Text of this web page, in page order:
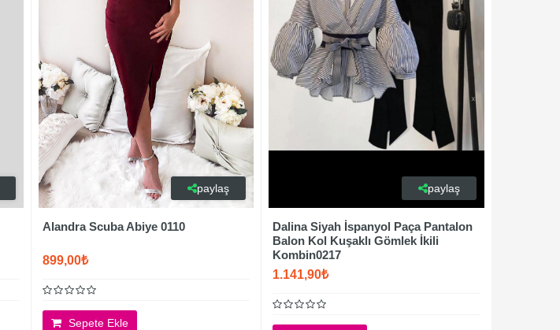
paylaş
Alandra Scuba Abiye 0110
899,00₺
Sepete Ekle
paylaş
Dalina Siyah İspanyol Paça Pantalon
Balon Kol Kuşaklı Gömlek İkili
Kombin0217
1.141,90₺